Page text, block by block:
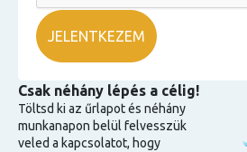
Csak néhány lépés a célig!
Töltsd ki az űrlapot és néhány
munkanapon belül felvesszük
veled a kapcsolatot, hogy